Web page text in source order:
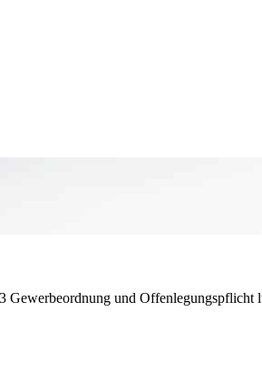
Gewerbeordnung und Offenlegungspflicht